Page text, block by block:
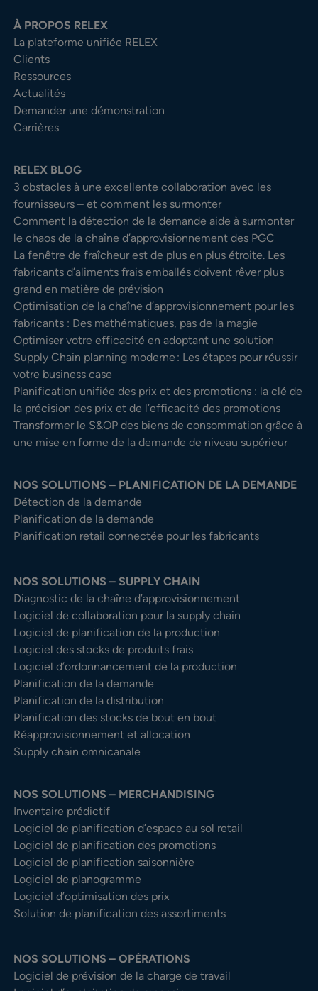
À PROPOS RELEX
La plateforme unifiée RELEX
Clients
Ressources
Actualités
Demander une démonstration
Carrières
RELEX BLOG
3 obstacles à une excellente collaboration avec les
fournisseurs – et comment les surmonter
Comment la détection de la demande aide à surmonter
le chaos de la chaîne d’approvisionnement des PGC
La fenêtre de fraîcheur est de plus en plus étroite. Les
fabricants d’aliments frais emballés doivent rêver plus
grand en matière de prévision
Optimisation de la chaîne d’approvisionnement pour les
fabricants : Des mathématiques, pas de la magie
Optimiser votre efficacité en adoptant une solution
Supply Chain planning moderne : Les étapes pour réussir
votre business case
Planification unifiée des prix et des promotions : la clé de
la précision des prix et de l’efficacité des promotions
Transformer le S&OP des biens de consommation grâce à
une mise en forme de la demande de niveau supérieur
NOS SOLUTIONS – PLANIFICATION DE LA DEMANDE
Détection de la demande
Planification de la demande
Planification retail connectée pour les fabricants
NOS SOLUTIONS – SUPPLY CHAIN
Diagnostic de la chaîne d’approvisionnement
Logiciel de collaboration pour la supply chain
Logiciel de planification de la production
Logiciel des stocks de produits frais
Logiciel d’ordonnancement de la production
Planification de la demande
Planification de la distribution
Planification des stocks de bout en bout
Réapprovisionnement et allocation
Supply chain omnicanale
NOS SOLUTIONS – MERCHANDISING
Inventaire prédictif
Logiciel de planification d’espace au sol retail
Logiciel de planification des promotions
Logiciel de planification saisonnière
Logiciel de planogramme
Logiciel d’optimisation des prix
Solution de planification des assortiments
NOS SOLUTIONS – OPÉRATIONS
Logiciel de prévision de la charge de travail